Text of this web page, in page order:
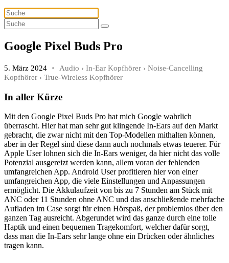
Google Pixel Buds Pro
5. März 2024 Audio › In-Ear Kopfhörer › Noise-Cancelling
Kopfhörer › True-Wireless Kopfhörer
In aller Kürze
Mit den Google Pixel Buds Pro hat mich Google wahrlich
überrascht. Hier hat man sehr gut klingende In-Ears auf den Markt
gebracht, die zwar nicht mit den Top-Modellen mithalten können,
aber in der Regel sind diese dann auch nochmals etwas teuerer. Für
Apple User lohnen sich die In-Ears weniger, da hier nicht das volle
Potenzial ausgereizt werden kann, allem voran der fehlenden
umfangreichen App. Android User profitieren hier von einer
umfangreichen App, die viele Einstellungen und Anpassungen
ermöglicht. Die Akkulaufzeit von bis zu 7 Stunden am Stück mit
ANC oder 11 Stunden ohne ANC und das anschließende mehrfache
Aufladen im Case sorgt für einen Hörspaß, der problemlos über den
ganzen Tag ausreicht. Abgerundet wird das ganze durch eine tolle
Haptik und einen bequemen Tragekomfort, welcher dafür sorgt,
dass man die In-Ears sehr lange ohne ein Drücken oder ähnliches
tragen kann.